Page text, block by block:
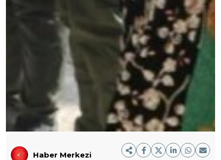
Haber Merkezi